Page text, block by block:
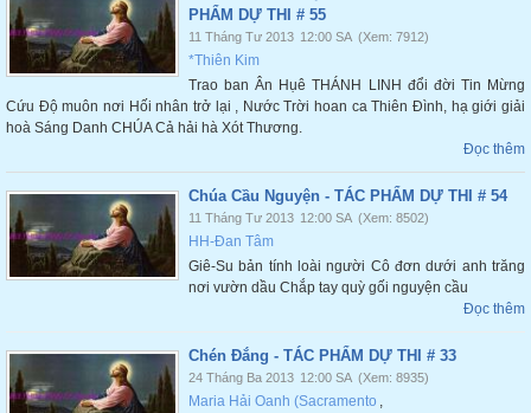
PHẨM DỰ THI # 55
11 Tháng Tư 2013 12:00 SA (Xem: 7912)
*Thiên Kim
Trao ban Ân Hụê THÁNH LINH đổi đời Tin Mừng
Cứu Độ muôn nơi Hối nhân trở lại , Nước Trời hoan ca Thiên Đình, hạ giới giải
hoà Sáng Danh CHÚA Cả hải hà Xót Thương.
Đọc thêm
Chúa Cầu Nguyện - TÁC PHẨM DỰ THI # 54
11 Tháng Tư 2013 12:00 SA (Xem: 8502)
HH-Đan Tâm
Giê-Su bản tính loài người Cô đơn dưới anh trăng
nơi vườn dầu Chắp tay quỳ gối nguyện cầu
Đọc thêm
Chén Đắng - TÁC PHẨM DỰ THI # 33
24 Tháng Ba 2013 12:00 SA (Xem: 8935)
Maria Hải Oanh (Sacramento ,